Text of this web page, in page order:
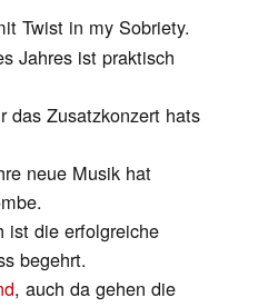
Twist in my Sobriety.
Jahres ist praktisch
das Zusatzkonzert hats
neue Musik hat
ist die erfolgreiche
begehrt.
, auch da gehen die